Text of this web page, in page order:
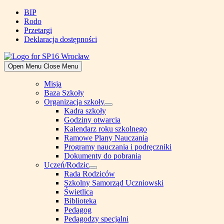
Skip
content
BIP
Rodo
Przetargi
Deklaracja dostępności
Open Menu Close Menu
Misja
Baza Szkoły
Organizacja szkoły
Show
sub
menu
Kadra szkoły
Godziny otwarcia
Kalendarz roku szkolnego
Ramowe Plany Nauczania
Programy nauczania i podręczniki
Dokumenty do pobrania
Uczeń/Rodzic
Show
sub
menu
Rada Rodziców
Szkolny Samorząd Uczniowski
Świetlica
Biblioteka
Pedagog
Pedagodzy specjalni